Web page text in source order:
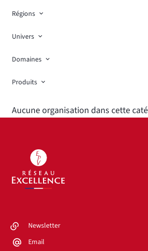
Régions
Univers
Domaines
Produits
Aucune organisation dans cette
Newsletter
Email